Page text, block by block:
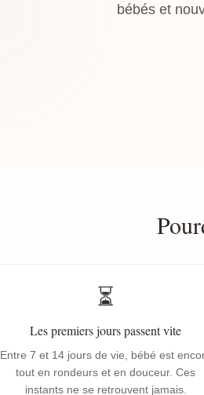
bébés et
⏳
Les premiers jours passent vite
Entre 7 et 14 jours de vie, bébé est
tout en rondeurs et en douceur. Ces
instants ne se retrouvent jamais.